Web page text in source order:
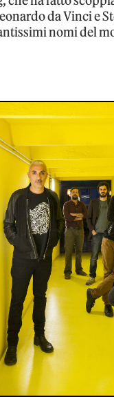
da Vinci e
nomi del